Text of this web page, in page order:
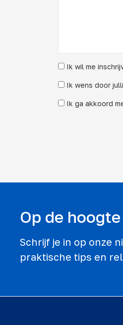
Ik wil me
Ik wens door
Ik ga akkoord
Op de
Schrijf je in op onze
praktische tips en